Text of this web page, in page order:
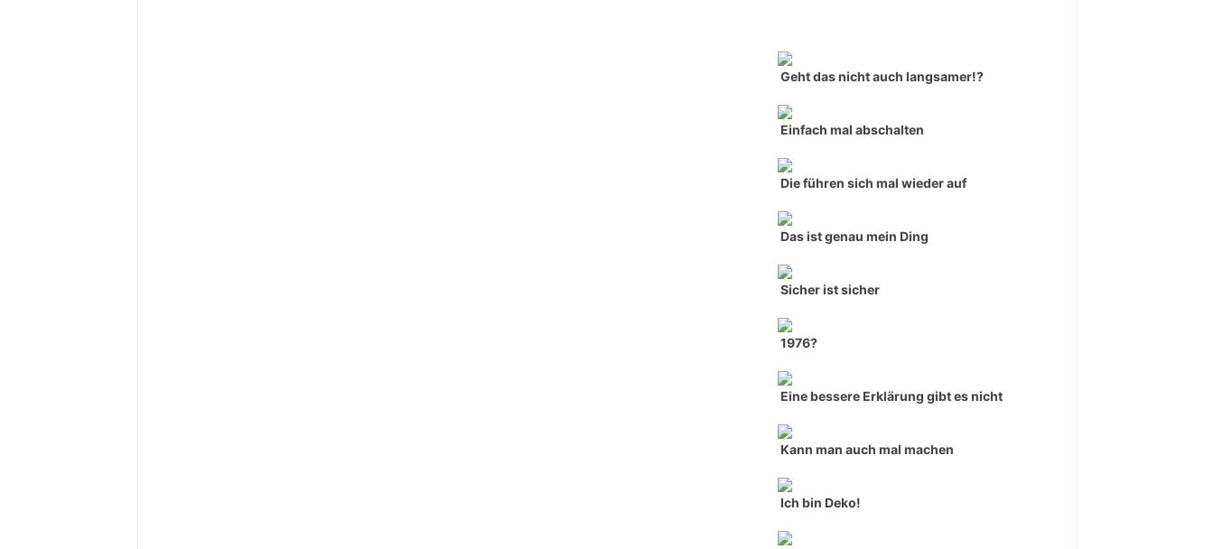
Geht das nicht auch langsamer!?
Einfach mal abschalten
Die führen sich mal wieder auf
Das ist genau mein Ding
Sicher ist sicher
1976?
Eine bessere Erklärung gibt es nicht
Kann man auch mal machen
Ich bin Deko!